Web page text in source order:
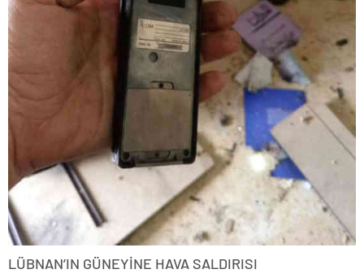
LÜBNAN’IN GÜNEYİNE HAVA SALDIRISI